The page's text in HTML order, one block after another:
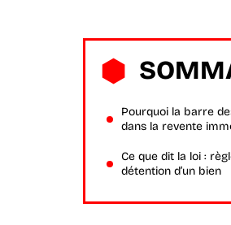
Pourquoi la barre
dans la revente
Ce que dit la loi :
détention d’un bien